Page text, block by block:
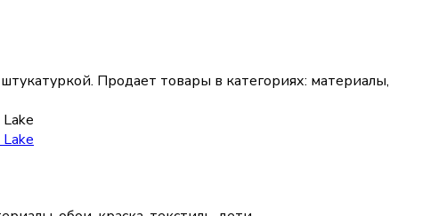
Продает товары в категориях: материалы,